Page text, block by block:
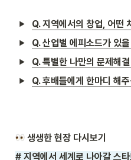
Q. 지역에서의 창업, 어떤
Q. 산업별 에피소드가 있
Q. 특별한 나만의 문제해
Q. 후배들에게 한마디 해
생생한 현장 다시보기
# 지역에서 세계로 나아갈 스